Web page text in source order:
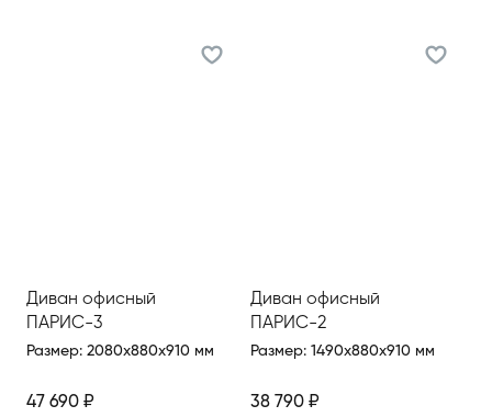
Диван офисный
ПАРИС-3
Размер: 2080x880x910 мм
47 690 ₽
Диван офисный
ПАРИС-2
Размер: 1490x880x910 мм
38 790₽